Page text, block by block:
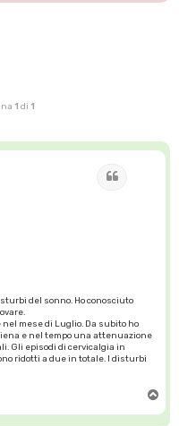
1 di 1
del sonno. Ho conosciuto
mese di Luglio. Da subito ho
e nel tempo una attenuazione
Gli episodi di cervicalgia in
ridotti a due in totale. I disturbi
p